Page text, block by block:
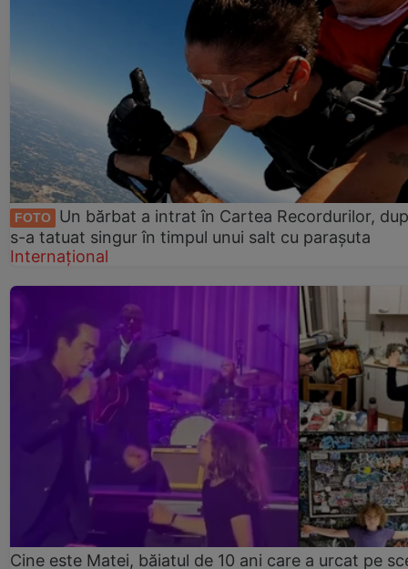
FOTO
Un bărbat a intrat în Cartea Recordurilor,
s-a tatuat singur în timpul unui salt cu parașuta
Internațional
Cine este Matei, băiatul de 10 ani care a urcat pe